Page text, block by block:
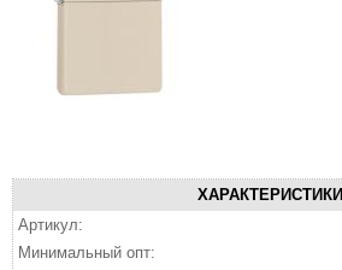
ХАРАКТЕРИСТИКИ
Артикул:
Минимальный опт: